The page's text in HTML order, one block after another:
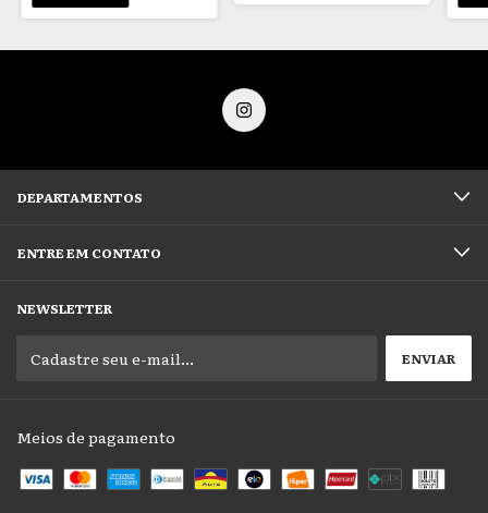
DEPARTAMENTOS
ENTRE EM CONTATO
NEWSLETTER
Meios de pagamento